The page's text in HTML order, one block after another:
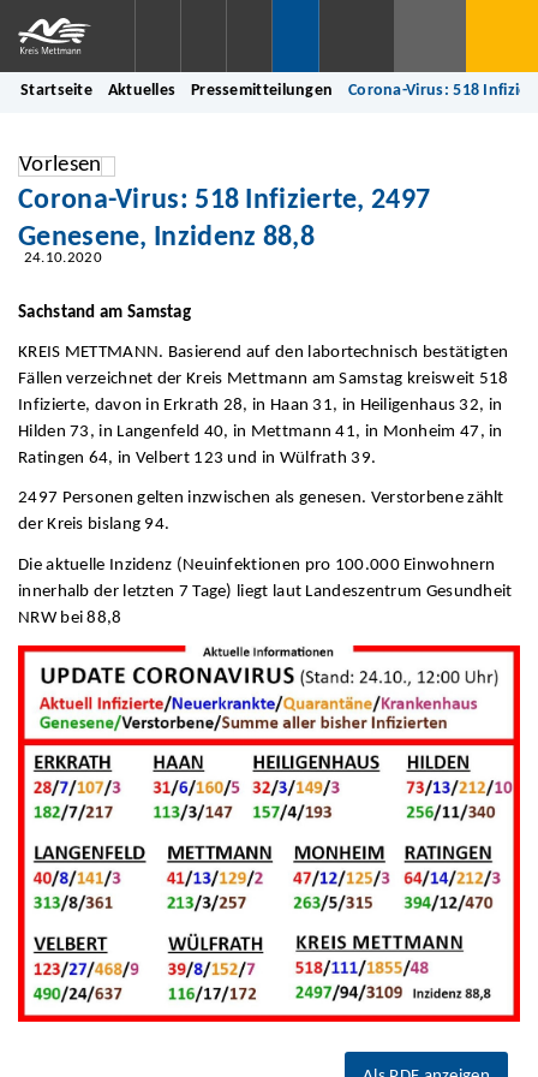
Startseite Aktuelles Pressemitteilungen Corona-Virus: 518
Vorlesen
Corona-Virus: 518 Infizierte, 2497
Genesene, Inzidenz 88,8
24.10.2020
Sachstand am Samstag
KREIS METTMANN. Basierend auf den labortechnisch bestätigten
Fällen verzeichnet der Kreis Mettmann am Samstag kreisweit 518
Infizierte, davon in Erkrath 28, in Haan 31, in Heiligenhaus 32, in
Hilden 73, in Langenfeld 40, in Mettmann 41, in Monheim 47, in
Ratingen 64, in Velbert 123 und in Wülfrath 39.
2497 Personen gelten inzwischen als genesen. Verstorbene zählt
der Kreis bislang 94.
Die aktuelle Inzidenz (Neuinfektionen pro 100.000 Einwohnern
innerhalb der letzten 7 Tage) liegt laut Landeszentrum Gesundheit
NRW bei 88,8